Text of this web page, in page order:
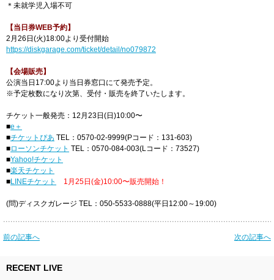
＊未就学児入場不可
【当日券WEB予約】
2月26日(火)18:00より受付開始
https://diskgarage.com/ticket/detail/no079872
【会場販売】
公演当日17:00より当日券窓口にて発売予定。
※予定枚数になり次第、受付・販売を終了いたします。
チケット一般発売：12月23日(日)10:00〜
■e＋
■チケットぴあ TEL：0570-02-9999(Pコード：131-603)
■ローソンチケット TEL：0570-084-003(Lコード：73527)
■Yahoo!チケット
■楽天チケット
■LINEチケット 1月25日(金)10:00〜販売開始！
(問)ディスクガレージ TEL：050-5533-0888(平日12:00～19:00)
前の記事へ 次の記事へ
RECENT LIVE